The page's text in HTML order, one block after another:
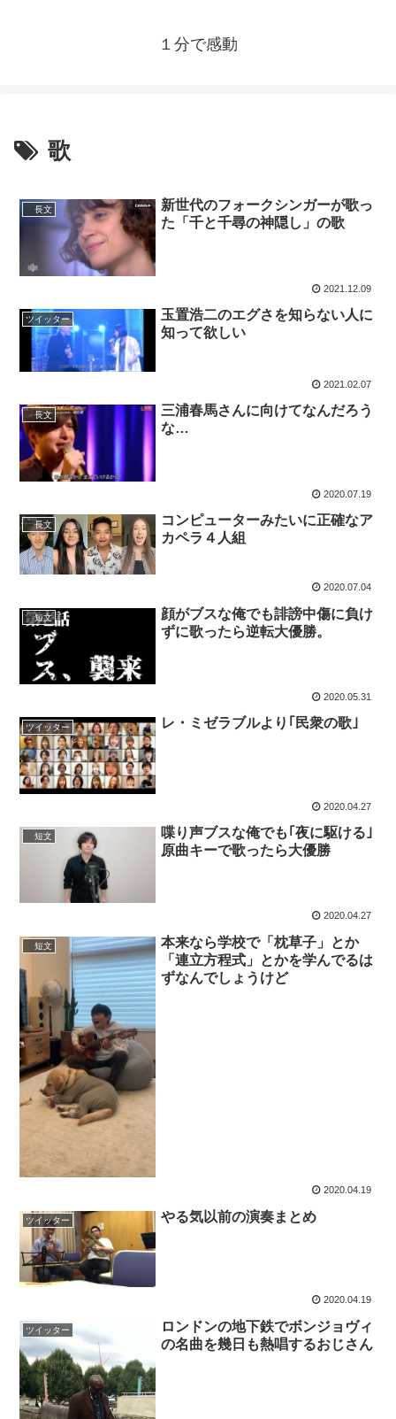
１分で感動
歌
長文
新世代のフォークシンガーが歌っ
た「千と千尋の神隠し」の歌
2021.12.09
ツイッター
玉置浩二のエグさを知らない人に
知って欲しい
2021.02.07
長文
三浦春馬さんに向けてなんだろう
な…
2020.07.19
長文
コンピューターみたいに正確なア
カペラ４人組
2020.07.04
短文
顔がブスな俺でも誹謗中傷に負け
ずに歌ったら逆転大優勝。
2020.05.31
ツイッター レ・ミゼラブルより｢民衆の歌｣
2020.04.27
短文
喋り声ブスな俺でも｢夜に駆ける｣
原曲キーで歌ったら大優勝
2020.04.27
短文
本来なら学校で「枕草子」とか
「連立方程式」とかを学んでるは
ずなんでしょうけど
2020.04.19
ツイッター やる気以前の演奏まとめ
2020.04.19
ツイッター
ロンドンの地下鉄でボンジョヴィ
の名曲を幾日も熱唱するおじさん